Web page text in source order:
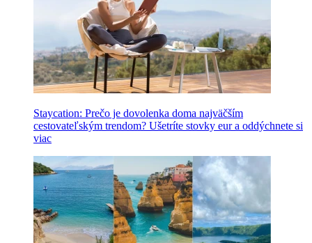
Staycation: Prečo je dovolenka doma najväčším
cestovateľským trendom? Ušetríte stovky eur a oddýchnete si
viac